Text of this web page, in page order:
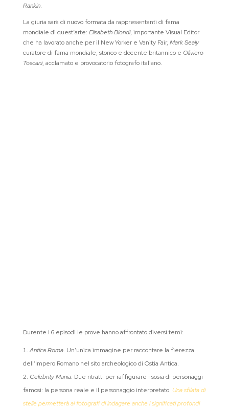
Rankin.
La giuria sarà di nuovo formata da rappresentanti di fama
mondiale di quest’arte: Elisabeth Biondi, importante Visual Editor
che ha lavorato anche per il New Yorker e Vanity Fair, Mark Sealy
curatore di fama mondiale, storico e docente britannico e Oliviero
Toscani, acclamato e provocatorio fotografo italiano.
Durente i 6 episodi le prove hanno affrontato diversi temi:
Antica Roma. Un’unica immagine per raccontare la fierezza
dell’Impero Romano nel sito archeologico di Ostia Antica.
Celebrity Mania. Due ritratti per raffigurare i sosia di personaggi
famosi: la persona reale e il personaggio interpretato. Una sfilata di
stelle permetterà ai fotografi di indagare anche i significati profondi